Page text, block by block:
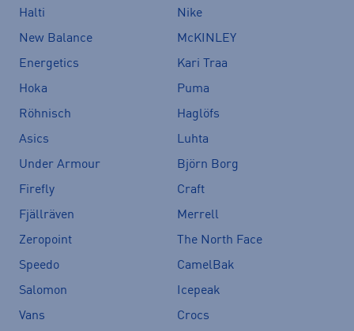
Halti
Nike
New Balance
McKINLEY
Energetics
Kari Traa
Hoka
Puma
Röhnisch
Haglöfs
Asics
Luhta
Under Armour
Björn Borg
Firefly
Craft
Fjällräven
Merrell
Zeropoint
The North Face
Speedo
CamelBak
Salomon
Icepeak
Vans
Crocs